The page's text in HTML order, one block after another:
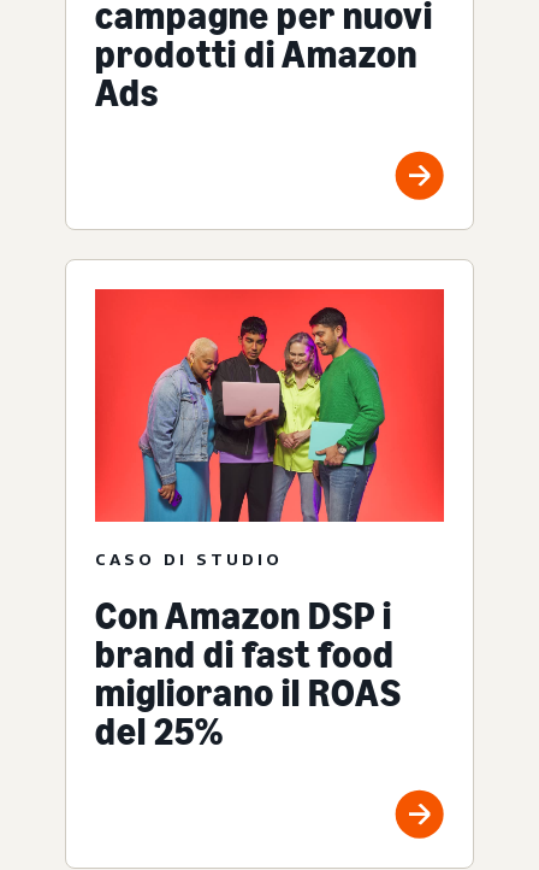
campagne per nuovi
prodotti di Amazon
Ads
CASO DI STUDIO
Con Amazon DSP i
brand di fast food
migliorano il ROAS
del 25%